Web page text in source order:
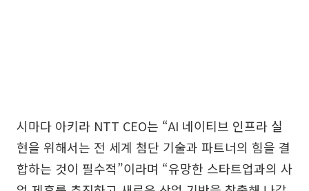
시마다 아키라 NTT CEO는 “AI 네이티브 인프라 실
현을 위해서는 전 세계 첨단 기술과 파트너의 힘을 결
합하는 것이 필수적”이라며 “유망한 스타트업과의 사